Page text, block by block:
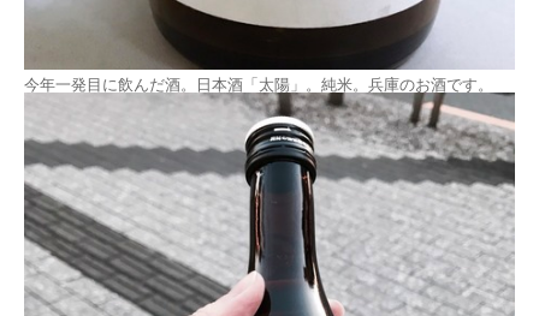
今年一発目に飲んだ酒。日本酒「太陽」。純米。兵庫のお酒です。